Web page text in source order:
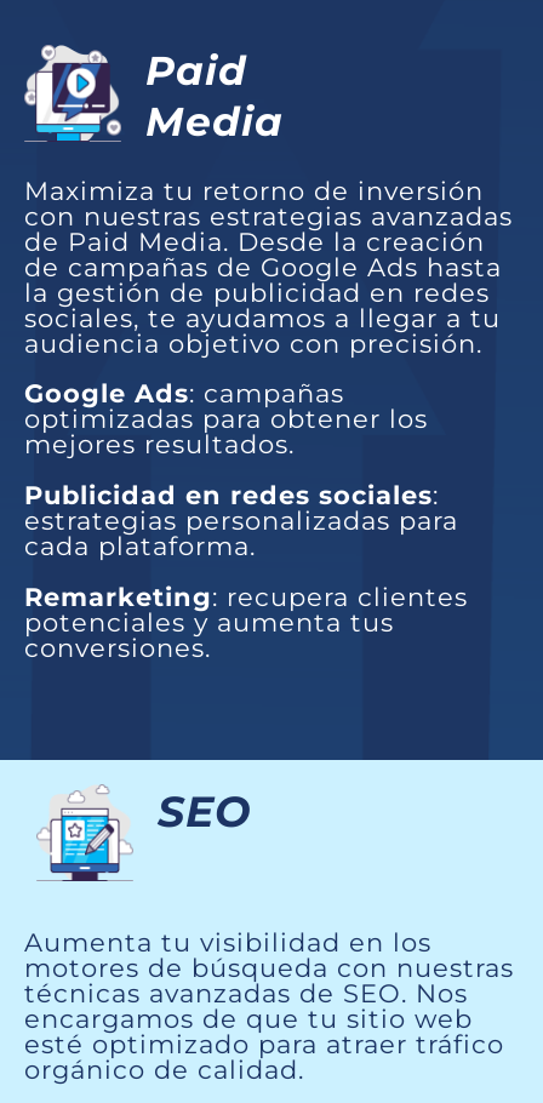
Paid
Media
Maximiza tu retorno de inversión
con nuestras estrategias avanzadas
de Paid Media. Desde la creación
de campañas de Google Ads hasta
la gestión de publicidad en redes
sociales, te ayudamos a llegar a tu
audiencia objetivo con precisión.
Google Ads: campañas
optimizadas para obtener los
mejores resultados.
Publicidad en redes sociales:
estrategias personalizadas para
cada plataforma.
Remarketing: recupera clientes
potenciales y aumenta tus
conversiones.
SEO
Aumenta tu visibilidad en los
motores de búsqueda con nuestras
técnicas avanzadas de SEO. Nos
encargamos de que tu sitio web
esté optimizado para atraer tráfico
orgánico de calidad.